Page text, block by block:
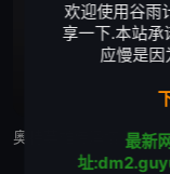
奥特英雄传泽塔 英雄之路 日语版
欢迎使用谷雨
享一下.本站承
应慢是因
最新
址